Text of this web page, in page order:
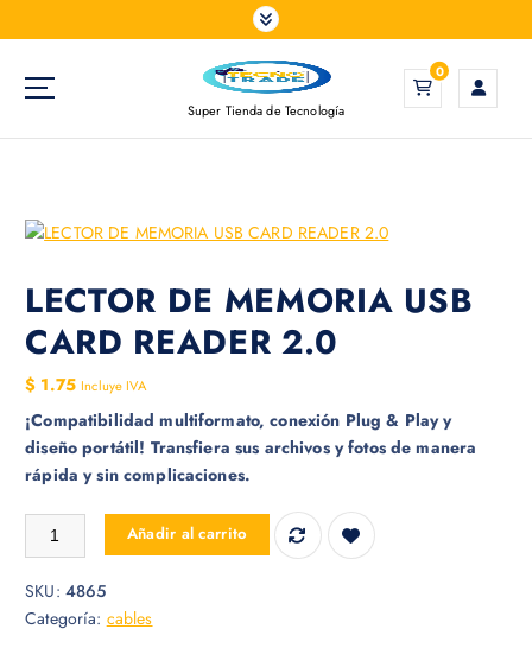
a
Super Tienda de Tecnología
0
LECTOR DE MEMORIA USB
CARD READER 2.0
$ 1.75 Incluye IVA
¡Compatibilidad multiformato, conexión Plug & Play y
diseño portátil! Transfiera sus archivos y fotos de manera
rápida y sin complicaciones.
LECTOR DE MEMORIA USB CARD READER 2.0 cantidad
Añadir al carrito
SKU: 4865
Categoría: cables